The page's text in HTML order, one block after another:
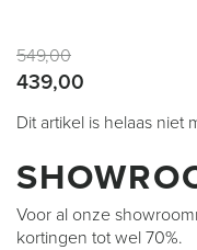
549,00
439,00
Dit artikel is helaas niet
Voor al onze
kortingen tot wel 70%.